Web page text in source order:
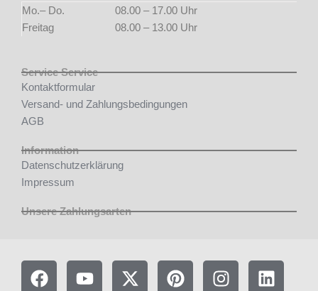
Mo.– Do.
08.00 – 17.00 Uhr
Freitag
08.00 – 13.00 Uhr
Service Service
Kontaktformular
Versand- und Zahlungsbedingungen
AGB
Information
Datenschutzerklärung
Impressum
Unsere Zahlungsarten
F
a
Y
o
X
-
P
i
I
n
L
i